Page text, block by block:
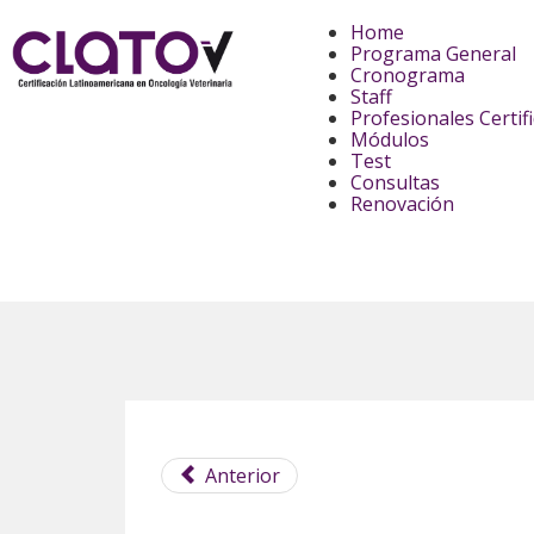
Home
Programa General
Cronograma
Staff
Profesionales
Módulos
Test
Consultas
Renovación
Anterior